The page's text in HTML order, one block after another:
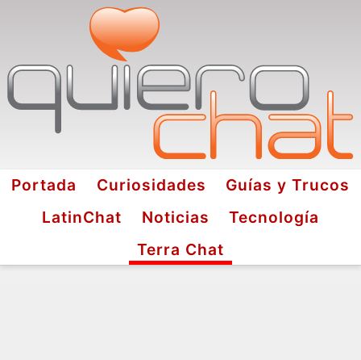
Portada Curiosidades
Guías y Trucos
LatinChat
Noticias
Tecnología
Terra Chat